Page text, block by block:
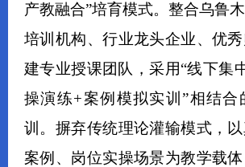
产教融合”培育模式。整合乌鲁
培训机构、行业龙头企业、优秀
建专业授课团队，采用“线下集
操演练+案例模拟实训”相结合
训。摒弃传统理论灌输模式，
案例、岗位实操场景为教学载